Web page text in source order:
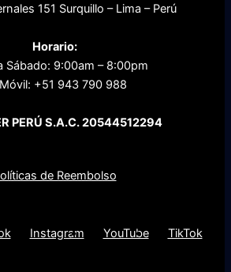
151 Surquillo – Lima – Perú
Horario:
Sábado: 9:00am – 8:00pm
+51 943 790 988
PERÚ S.A.C. 20544512294
de Reembolso
Instagram YouTube TikTok